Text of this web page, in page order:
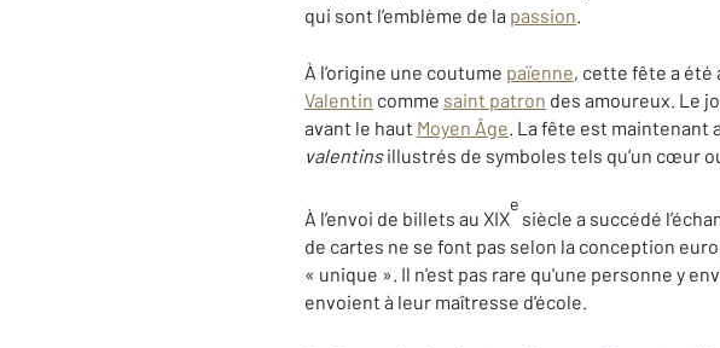
qui sont l’emblème de la passion.
À l’origine une coutume païenne, cette fête a été
Valentin comme saint patron des amoureux. Le
avant le haut Moyen Âge. La fête est maintenant
valentinsillustrés de symboles tels qu’un cœur
À l’envoi de billets au XIX
e
siècle a succédé
de cartes ne se font pas selon la conception
« unique ». Il n'est pas rare qu'une personne y
envoient à leur maîtresse d'école.